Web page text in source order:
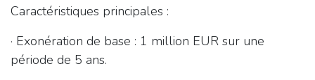
Caractéristiques principales :
· Exonération de base : 1 million EUR sur une
période de 5 ans.